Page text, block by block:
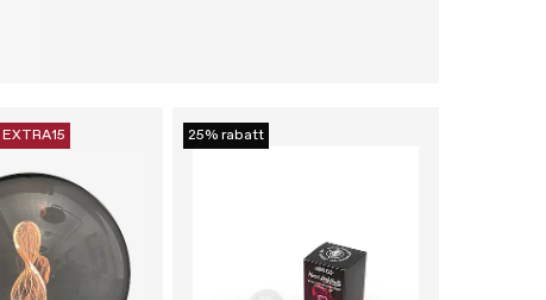
EXTRA15 25% rabatt